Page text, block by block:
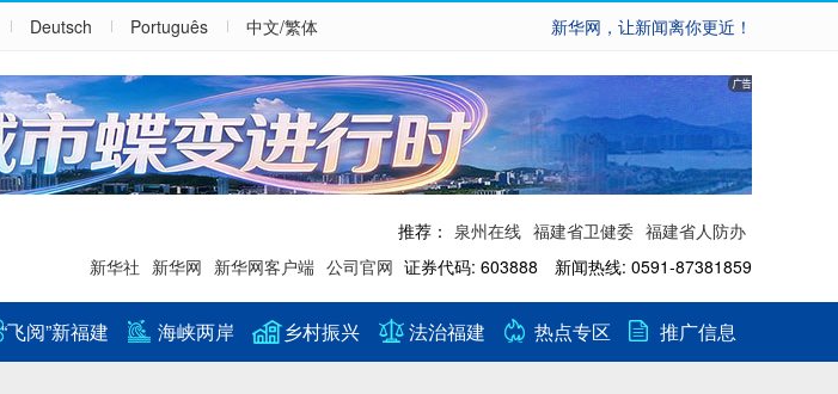
Deutsch Português 中文/繁体 新华网，让新闻离你更近！
推荐： 泉州在线 福建省卫健委 福建省人防办
新华社 新华网 新华网客户端 公司官网 证券代码: 603888 新闻热线: 0591-87381859
“飞阅”新福建 海峡两岸 乡村振兴 法治福建 热点专区
推广信息